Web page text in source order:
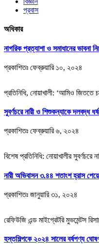
প্রবাস
অধিকার
নাগরিক প্রত্যাশা ও সমাধানের ভাবনা
প্রকাশিতঃ ফেব্রুয়ারি ১০, ২০২৪
প্রতিনিধি, নোয়াখালী: ‘আমিও জিততে
সুবর্ণচরে নারী ও শিশুকন্যাকে দলবদ্ধ
প্রকাশিতঃ ফেব্রুয়ারি ৬, ২০২৪
বিশেষ প্রতিনিধি: নোয়াখালীর
নারী অভিবাসন ৩.৪৪ শতাংশ হ্রাস
প্রকাশিতঃ জানুয়ারি ৩১, ২০২৪
রেফিউজি এন্ড মাইগ্রেটরি মুভমেন্টস
হস্তশিল্পকে ২০২৪ সালের বর্ষপণ্য